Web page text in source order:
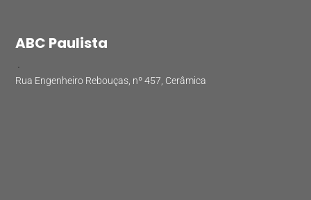
ABC Paulista
.
Rua Engenheiro Rebouças, nº 457, Cerâmica